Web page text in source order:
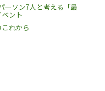
ーソン7人と考える「最
ント
これから